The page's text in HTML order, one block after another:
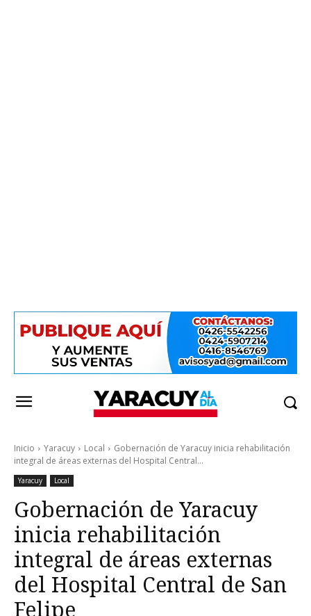
Inicio Yaracuy Local
Gobernación de Yaracuy inicia rehabilitación
integral de áreas externas del Hospital Central...
Yaracuy Local
Gobernación de Yaracuy
inicia rehabilitación
integral de áreas externas
del Hospital Central de San
Felipe